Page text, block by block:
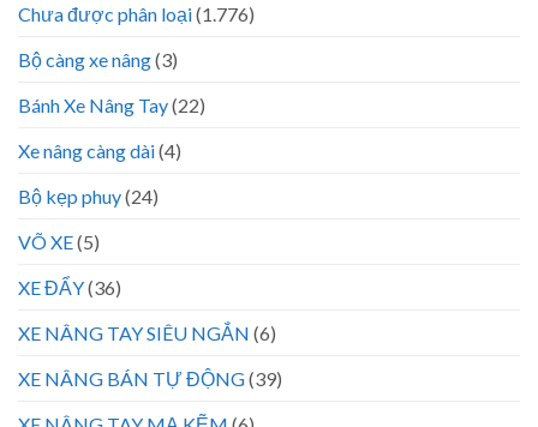
Chưa được phân loại(1.776)
Bộ càng xe nâng(3)
Bánh Xe Nâng Tay(22)
Xe nâng càng dài(4)
Bộ kẹp phuy(24)
VÕ XE(5)
XE ĐẨY(36)
XE NÂNG TAY SIÊU NGẮN (6)
XE NÂNG BÁN TỰ ĐỘNG(39)